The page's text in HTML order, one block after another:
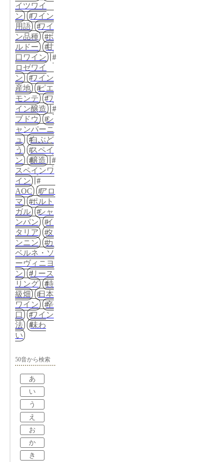
イツワイ
ン
ワイン
用語
ワイ
ン品種
ボ
ルドー
甘
口ワイン
ロゼワイ
ン
ワイン
産地
ピエ
モンテ
ワ
イン醸造
ブドウ
シ
ャンパーニ
ュ
白ぶど
う
スペイ
ン
醸造
スペインワ
イン
AOC
アロ
マ
ポルト
ガル
シャ
ンパン
イ
タリア
タ
ンニン
カ
ベルネ・ソ
ーヴィニヨ
ン
リース
リング
特
級畑
日本
ワイン
辛
口
ワイン
法
味わ
い
50音から検索
あ
い
う
え
お
か
き